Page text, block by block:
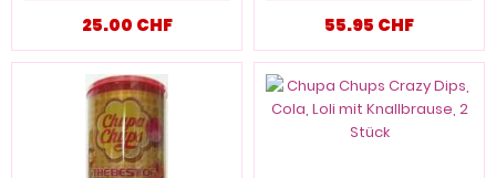
50 Stück25.00 CHF
Verkaufsdisplay mit je
200 Stück55.95 CHF